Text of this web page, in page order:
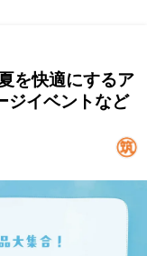
を快適にするア
ジイベントなど